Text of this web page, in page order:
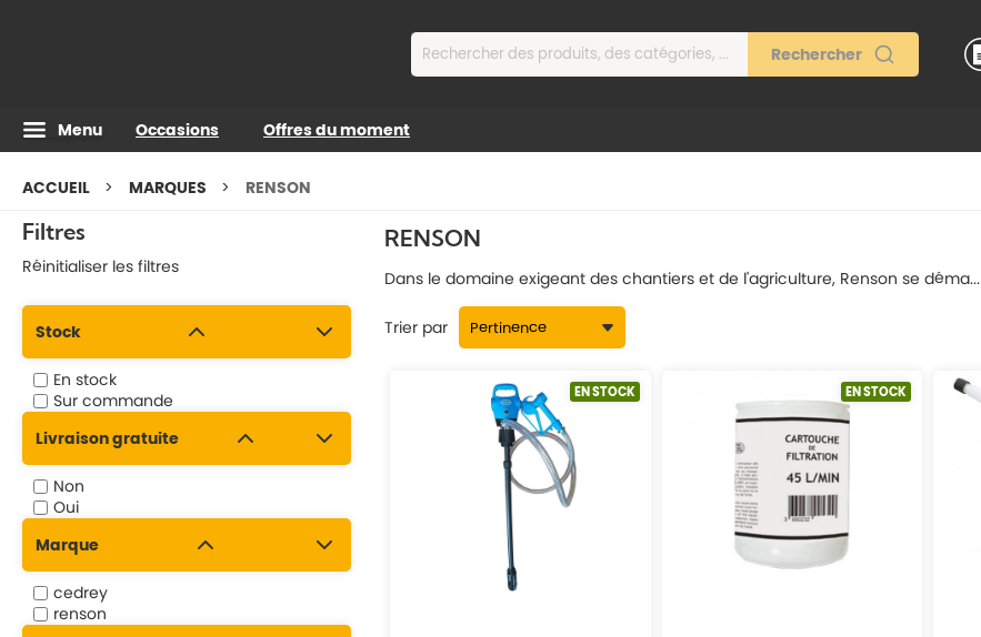
Menu Occasions Offres du moment
ACCUEIL MARQUES RENSON
Filtres
Réinitialiser les filtres
Stock
En stock
Sur commande
Livraison gratuite
Non
Oui
Marque
cedrey
renson
RENSON
Dans le domaine exigeant des chantiers et de l'agriculture, Renson se déma...
Trier par
EN STOCK EN STOCK